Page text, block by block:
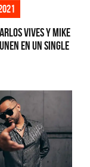
Vives y Mike
en un single